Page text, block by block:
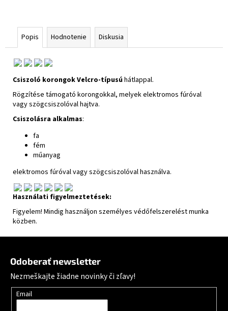
Popis Hodnotenie Diskusia
Csiszoló korongokVelcro-típusúhátlappal.
Rögzítése támogató korongokkal, melyek elektromos fúróval
vagy szögcsiszolóval hajtva.
Csiszolásra alkalmas:
fa
fém
műanyag
elektromos fúróval vagy szögcsiszolóval használva.
Használati figyelmeztetések:
Figyelem! Mindig használjon személyes védőfelszerelést munka
közben.
Odoberať newsletter
Nezmeškajte žiadne novinky či zľavy!
Email